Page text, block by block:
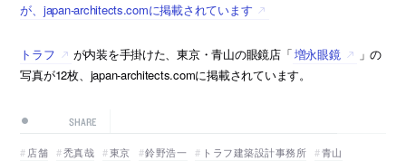
が、japan-architects.comに掲載されています
トラフ が内装を手掛けた、東京・青山の眼鏡店「増永眼鏡
」の
写真が12枚、japan-architects.comに掲載されています。
SHARE
店舗 禿真哉 東京 鈴野浩一 トラフ建築設計事務所 青山